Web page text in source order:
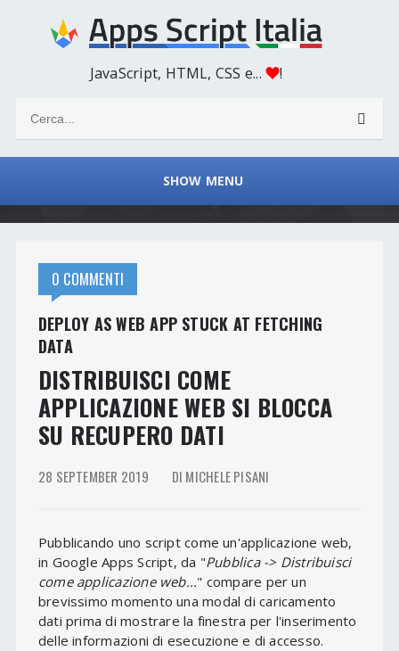
JavaScript, HTML, CSS e... !
SHOW MENU
0 COMMENTI
DEPLOY AS WEB APP STUCK AT FETCHING
DATA
DISTRIBUISCI COME
APPLICAZIONE WEB SI BLOCCA
SU RECUPERO DATI
28 SEPTEMBER 2019 DI MICHELE PISANI
Pubblicando uno script come un'applicazione web,
in Google Apps Script, da "Pubblica -> Distribuisci
come applicazione web..." compare per un
brevissimo momento una modal di caricamento
dati prima di mostrare la finestra per l'inserimento
delle informazioni di esecuzione e di accesso.